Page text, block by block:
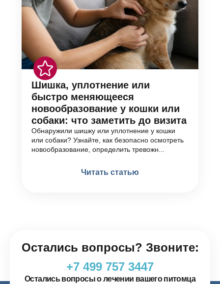
Шишка, уплотнение или
быстро меняющееся
новообразование у кошки или
собаки: что заметить до визита
Обнаружили шишку или уплотнение у кошки
или собаки? Узнайте, как безопасно осмотреть
новообразование, определить тревожн...
Читать статью
Остались вопросы? Звоните:
+7 499 757 3447
Остались вопросы о лечении вашего питомца